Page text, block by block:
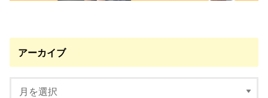
アーカイブ